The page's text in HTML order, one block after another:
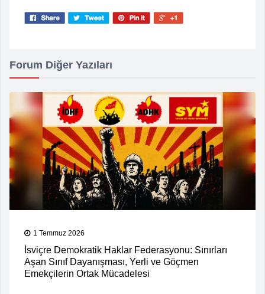
Forum Diğer Yazıları
1 Temmuz 2026
İsviçre Demokratik Haklar Federasyonu: Sınırları
Aşan Sınıf Dayanışması, Yerli ve Göçmen
Emekçilerin Ortak Mücadelesi